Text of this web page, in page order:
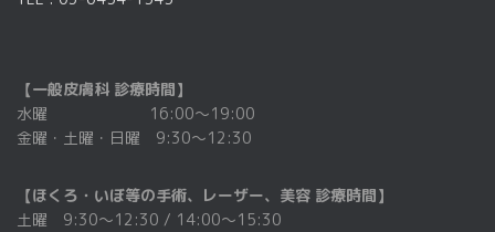
【一般皮膚科 診療時間】
水曜 16:00～19:00
金曜・土曜・日曜 9:30～12:30
【ほくろ・いぼ等の手術、レーザー、美容 診療時間】
土曜 9:30〜12:30 / 14:00～15:30